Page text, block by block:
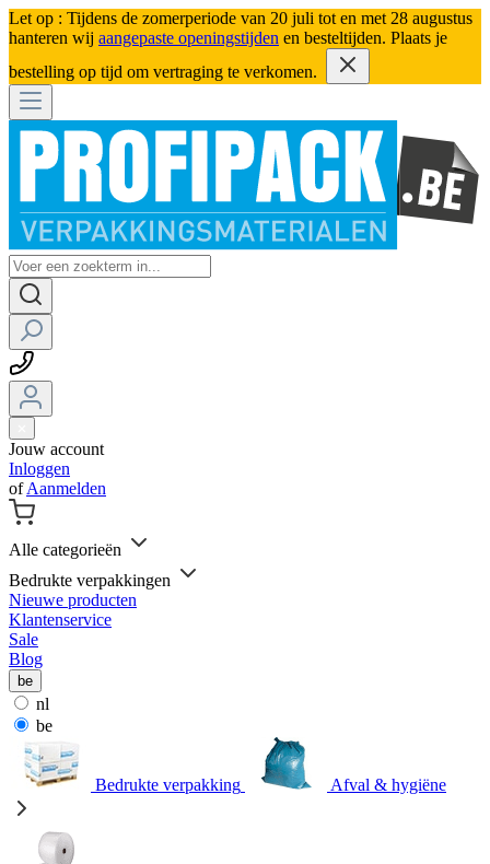
Let op : Tijdens de zomerperiode van 20 juli tot en met 28 augustus
hanteren wij aangepaste openingstijden en besteltijden. Plaats je
bestelling op tijd om vertraging te verkomen.
Jouw account
Inloggen
ofAanmelden
Alle categorieën
Bedrukte verpakkingen
Nieuwe producten
Klantenservice
Sale
Blog
be
nl
be
Bedrukte verpakking Afval & hygiëne